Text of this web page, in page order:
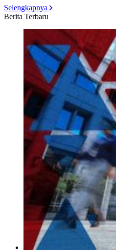
Selengkapnya
Berita Terbaru